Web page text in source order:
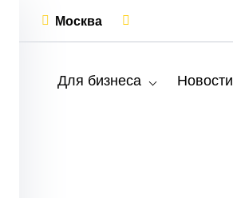
Москва
Для бизнеса Новости